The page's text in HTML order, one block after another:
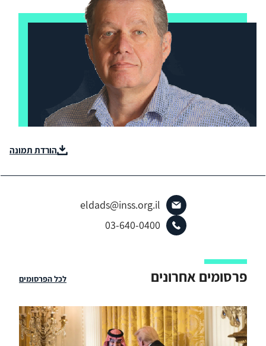
הורדת תמונה
eldads@inss.org.il
03-640-0400
פרסומים אחרונים לכל הפרסומים